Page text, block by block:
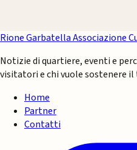
Rione GarbatellaAssociazione
Notizie di quartiere, eventi e
visitatori e chi vuole sostenere
Home
Partner
Contatti